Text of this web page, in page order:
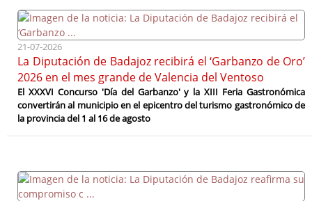
21-07-2026
La Diputación de Badajoz recibirá el ‘Garbanzo de Oro’
2026 en el mes grande de Valencia del Ventoso
El XXXVI Concurso 'Día del Garbanzo' y la XIII Feria Gastronómica
convertirán al municipio en el epicentro del turismo gastronómico de
la provincia del 1 al 16 de agosto